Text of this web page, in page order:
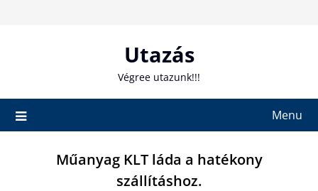
Utazás
Végree utazunk!!!
Menu
Műanyag KLT láda a hatékony
szállításhoz.